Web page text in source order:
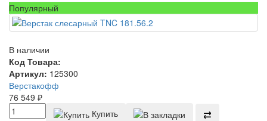
Популярный
В наличии
Код Товара:
Артикул: 125300
Верстакофф
76 549 ₽
Купить